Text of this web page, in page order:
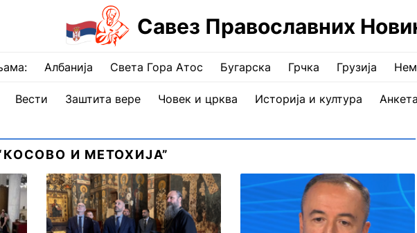
Савез Православних
Албанија Света Гора Атос Бугарска Грчка Грузија
Вести Заштита вере Човек и црква Историја и култура Анкета
И МЕТОХИЈА”